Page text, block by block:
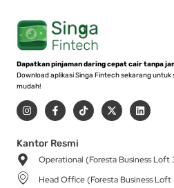
Dapatkan pinjaman daring cepat cair tanpa
Download aplikasi Singa Fintech sekarang
mudah!
I
n
s
a
g
r
a
m
F
a
c
b
o
-
T
i
k
X
-
t
t
r
L
i
n
i
Kantor Resmi
Operational (Foresta Business Loft
Head Office (Foresta Business